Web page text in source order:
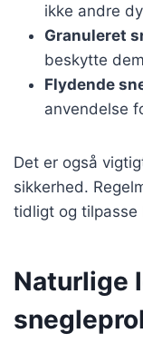
ikke andre
Granuleret
beskytte
Flydende
anvendelse
Det er også
sikkerhed.
tidligt og
Naturlige